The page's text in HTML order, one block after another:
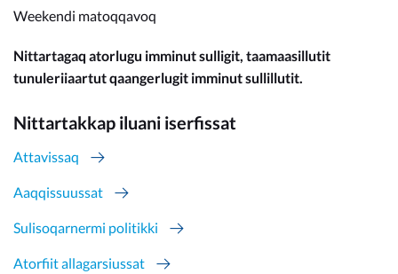
Weekendi matoqqavoq
Nittartagaq atorlugu imminut sulligit, taamaasillutit
tunuleriiaartut qaangerlugit imminut sullillutit.
Nittartakkap iluani iserfissat
Attavissaq
Aaqqissuussat
Sulisoqarnermi politikki
Atorfiit allagarsiussat